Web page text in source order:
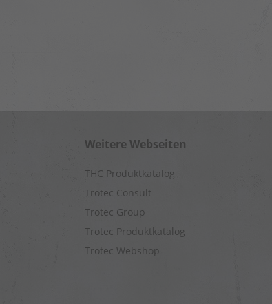
Weitere Webseiten
THC Produktkatalog
Trotec Consult
Trotec Group
Trotec Produktkatalog
Trotec Webshop